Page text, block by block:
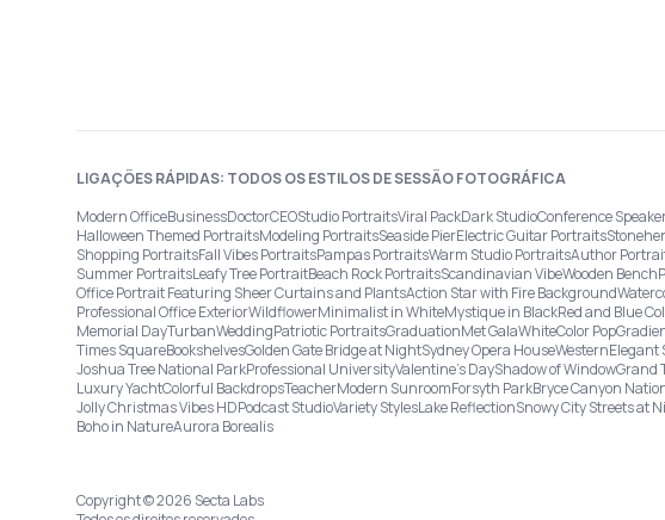
LIGAÇÕES RÁPIDAS: TODOS OS ESTILOS DE SESSÃO FOTOGRÁFICA
Modern OfficeBusinessDoctorCEOStudio PortraitsViral PackDark StudioConference
Halloween Themed PortraitsModeling PortraitsSeaside PierElectric Guitar Portraits
Shopping PortraitsFall Vibes PortraitsPampas PortraitsWarm Studio PortraitsAuthor
Summer PortraitsLeafy Tree PortraitBeach Rock PortraitsScandinavian VibeWooden Bench
Office Portrait Featuring Sheer Curtains and PlantsAction Star with Fire Background
Professional Office ExteriorWildflowerMinimalist in WhiteMystique in BlackRed and Blue
Memorial DayTurbanWeddingPatriotic PortraitsGraduationMet GalaWhiteColor Pop
Times SquareBookshelvesGolden Gate Bridge at NightSydney Opera HouseWesternElegant
Joshua Tree National ParkProfessional UniversityValentine's DayShadow of WindowGrand
Luxury YachtColorful BackdropsTeacherModern SunroomForsyth ParkBryce Canyon
Jolly Christmas Vibes HDPodcast StudioVariety StylesLake ReflectionSnowy City Streets at
Boho in NatureAurora Borealis
Copyright © 2026 Secta Labs